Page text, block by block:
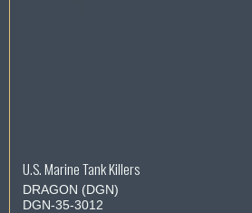
U.S. Marine Tank Killers
DRAGON (DGN)
DGN-35-3012